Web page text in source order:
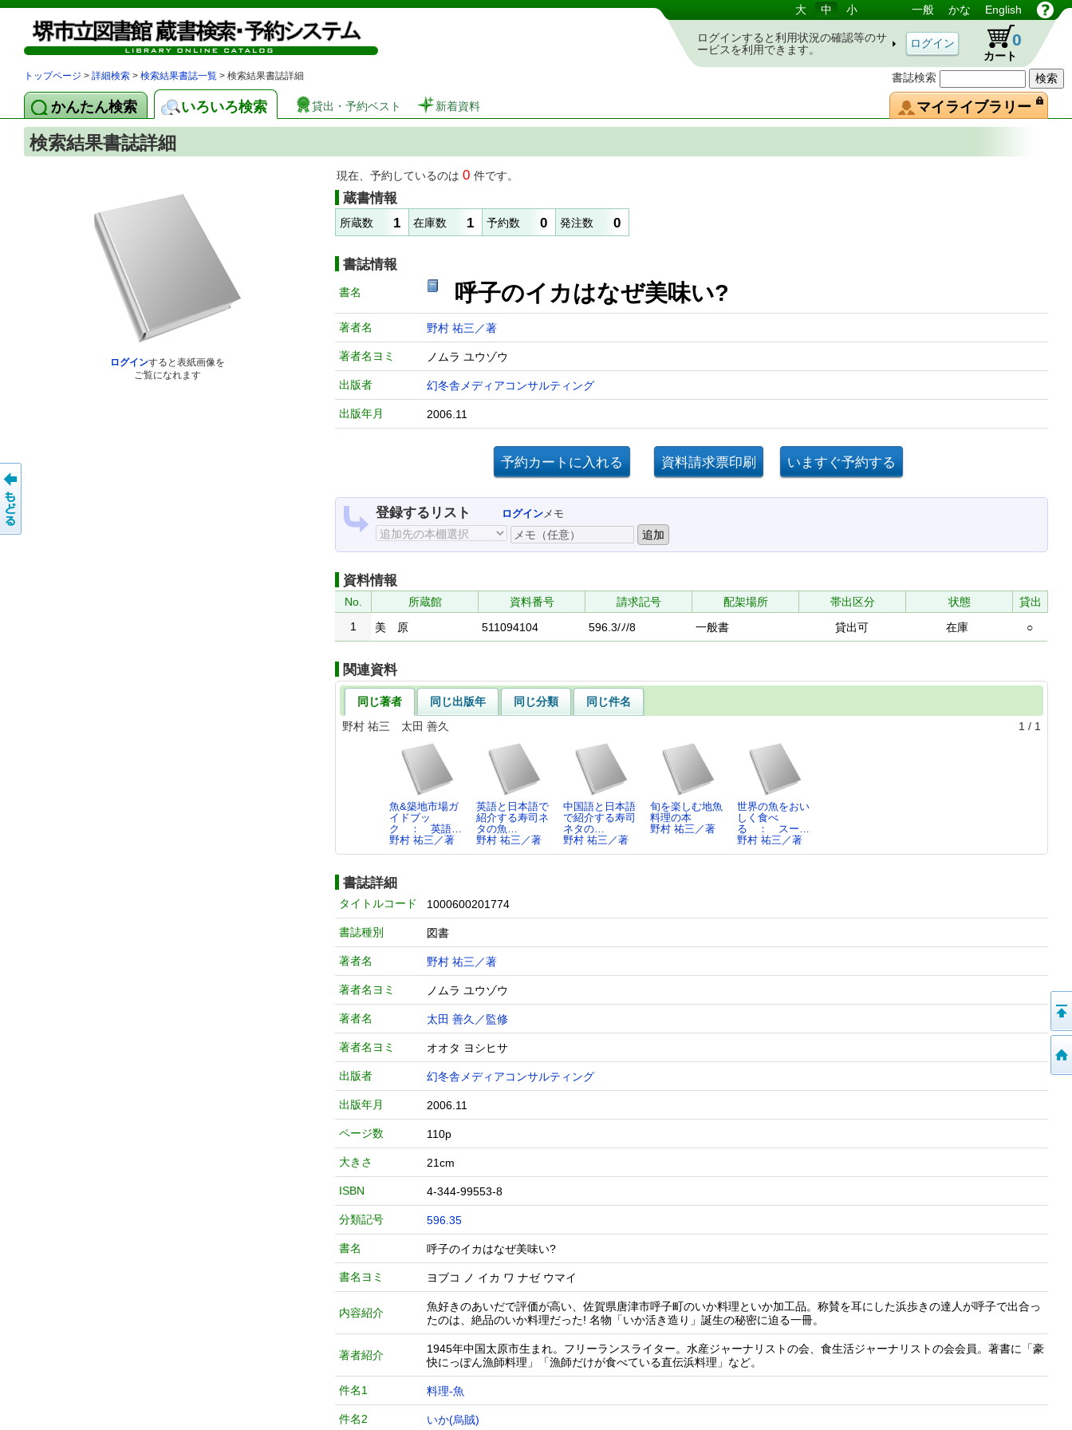
図書館 蔵書検索・予約システム
書誌検索
大 中 小 一般 かな English
ログインすると利用状況の確認等のサ
ービスを利用できます。
カート
0
トップページ > 詳細検索 > 検索結果書誌一覧 > 検索結果書誌詳細
かんたん検索 いろいろ検索 貸出・予約ベスト 新着資料 マイライブラリー
検索結果書誌詳細
ログインすると表紙画像を
ご覧になれます
現在、予約しているのは 0 件です。
蔵書情報
所蔵数 1 在庫数 1 予約数 0 発注数 0
書誌情報
書名 呼子のイカはなぜ美味い?
著者名 野村 祐三／著
著者名ヨミ ノムラ ユウゾウ
出版者 幻冬舎メディアコンサルティング
出版年月 2006.11
登録するリスト ログインメモ
資料情報
No. 所蔵館 資料番号 請求記号 配架場所 帯出区分 状態
貸出
1
美 原 511094104 596.3/ﾉ/8 一般書 貸出可 在庫 ○
関連資料
同じ著者 同じ出版年 同じ分類
同じ件名
野村 祐三 太田 善久
1 / 1
魚&築地市場ガ
イドブッ
ク ： 英語…
野村 祐三／著
英語と日本語で
紹介する寿司ネ
タの魚…
野村 祐三／著
中国語と日本語
で紹介する寿司
ネタの…
野村 祐三／著
旬を楽しむ地魚
料理の本
野村 祐三／著
世界の魚をおい
しく食べ
る ： スー…
野村 祐三／著
書誌詳細
タイトルコード 1000600201774
書誌種別 図書
著者名 野村 祐三／著
著者名ヨミ ノムラ ユウゾウ
著者名 太田 善久／監修
著者名ヨミ オオタ ヨシヒサ
出版者 幻冬舎メディアコンサルティング
出版年月 2006.11
ページ数 110p
大きさ 21cm
ISBN 4-344-99553-8
分類記号 596.35
書名 呼子のイカはなぜ美味い?
書名ヨミ ヨブコ ノ イカ ワ ナゼ ウマイ
内容紹介
魚好きのあいだで評価が高い、佐賀県唐津市呼子町のいか料理といか加工品。称賛を耳にした浜歩きの達人が呼子で出合っ
たのは、絶品のいか料理だった! 名物「いか活き造り」誕生の秘密に迫る一冊。
著者紹介
1945年中国太原市生まれ。フリーランスライター。水産ジャーナリストの会、食生活ジャーナリストの会会員。著書に「豪
快にっぽん漁師料理」「漁師だけが食べている直伝浜料理」など。
件名1 料理-魚
件名2 いか(烏賊)